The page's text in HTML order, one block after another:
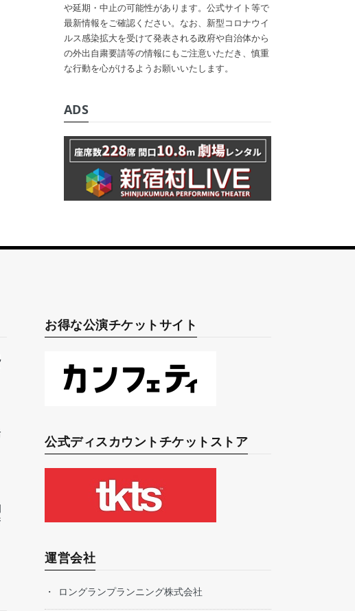
や延期・中止の可能性があります。公式サイト等で
最新情報をご確認ください。なお、新型コロナウイ
ルス感染拡大を受けて発表される政府や自治体から
の外出自粛要請等の情報にもご注意いただき、慎重
な行動を心がけるようお願いいたします。
ADS
お得な公演チケットサイト
公式ディスカウントチケットストア
運営会社
ロングランプランニング株式会社